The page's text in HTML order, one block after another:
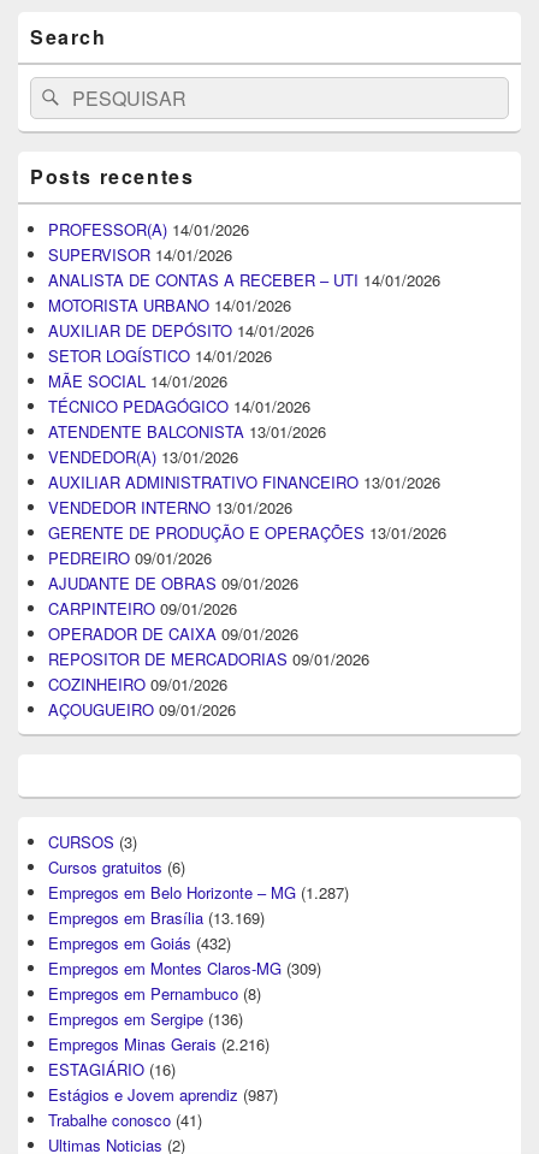
Search
Search
for:
Pesquisar
Posts recentes
PROFESSOR(A) 14/01/2026
SUPERVISOR 14/01/2026
ANALISTA DE CONTAS A RECEBER – UTI 14/01/2026
MOTORISTA URBANO 14/01/2026
AUXILIAR DE DEPÓSITO 14/01/2026
SETOR LOGÍSTICO 14/01/2026
MÃE SOCIAL 14/01/2026
TÉCNICO PEDAGÓGICO 14/01/2026
ATENDENTE BALCONISTA 13/01/2026
VENDEDOR(A) 13/01/2026
AUXILIAR ADMINISTRATIVO FINANCEIRO 13/01/2026
VENDEDOR INTERNO 13/01/2026
GERENTE DE PRODUÇÃO E OPERAÇÕES 13/01/2026
PEDREIRO 09/01/2026
AJUDANTE DE OBRAS 09/01/2026
CARPINTEIRO 09/01/2026
OPERADOR DE CAIXA 09/01/2026
REPOSITOR DE MERCADORIAS 09/01/2026
COZINHEIRO 09/01/2026
AÇOUGUEIRO 09/01/2026
CURSOS (3)
Cursos gratuitos (6)
Empregos em Belo Horizonte – MG (1.287)
Empregos em Brasília (13.169)
Empregos em Goiás (432)
Empregos em Montes Claros-MG (309)
Empregos em Pernambuco (8)
Empregos em Sergipe (136)
Empregos Minas Gerais (2.216)
ESTAGIÁRIO (16)
Estágios e Jovem aprendiz (987)
Trabalhe conosco (41)
Ultimas Noticias (2)